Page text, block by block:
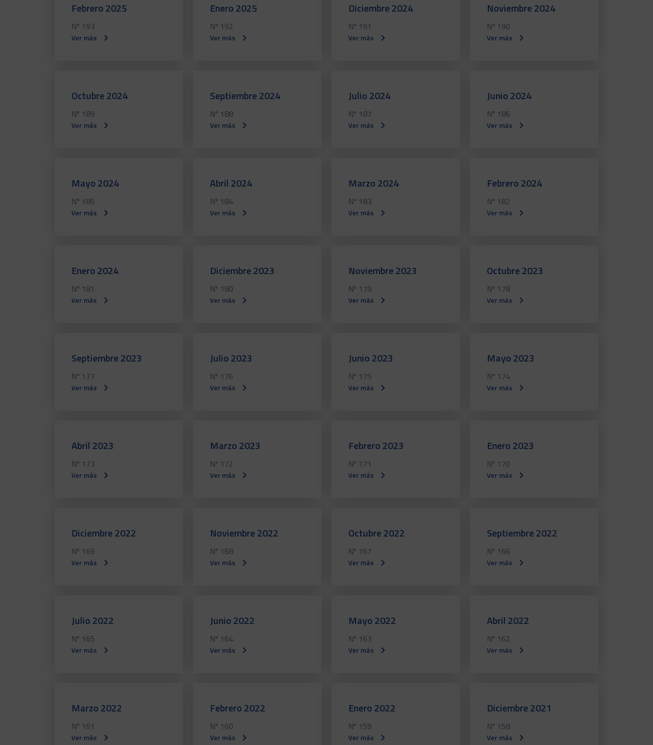
Febrero 2025
Nº 193
Ver más
Enero 2025
Nº 192
Ver más
Diciembre 2024
Nº 191
Ver más
Noviembre 2024
Nº 190
Ver más
Octubre 2024
Nº 189
Ver más
Septiembre 2024
Nº 188
Ver más
Julio 2024
Nº 187
Ver más
Junio 2024
Nº 186
Ver más
Mayo 2024
Nº 185
Ver más
Abril 2024
Nº 184
Ver más
Marzo 2024
Nº 183
Ver más
Febrero 2024
Nº 182
Ver más
Enero 2024
Nº 181
Ver más
Diciembre 2023
Nº 180
Ver más
Noviembre 2023
Nº 179
Ver más
Octubre 2023
Nº 178
Ver más
Septiembre 2023
Nº 177
Ver más
Julio 2023
Nº 176
Ver más
Junio 2023
Nº 175
Ver más
Mayo 2023
Nº 174
Ver más
Abril 2023
Nº 173
Ver más
Marzo 2023
Nº 172
Ver más
Febrero 2023
Nº 171
Ver más
Enero 2023
Nº 170
Ver más
Diciembre 2022
Nº 169
Ver más
Noviembre 2022
Nº 168
Ver más
Octubre 2022
Nº 167
Ver más
Septiembre 2022
Nº 166
Ver más
Julio 2022
Nº 165
Ver más
Junio 2022
Nº 164
Ver más
Mayo 2022
Nº 163
Ver más
Abril 2022
Nº 162
Ver más
Marzo 2022
Nº 161
Ver más
Febrero 2022
Nº 160
Ver más
Enero 2022
Nº 159
Ver más
Diciembre 2021
Nº 158
Ver más